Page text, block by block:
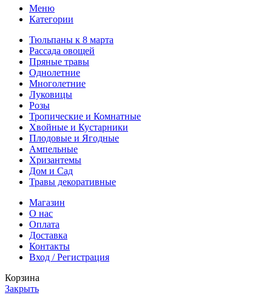
Меню
Категории
Тюльпаны к 8 марта
Рассада овощей
Пряные травы
Однолетние
Многолетние
Луковицы
Розы
Тропические и Комнатные
Хвойные и Кустарники
Плодовые и Ягодные
Ампельные
Хризантемы
Дом и Сад
Травы декоративные
Магазин
О нас
Оплата
Доставка
Контакты
Вход / Регистрация
Корзина
Закрыть